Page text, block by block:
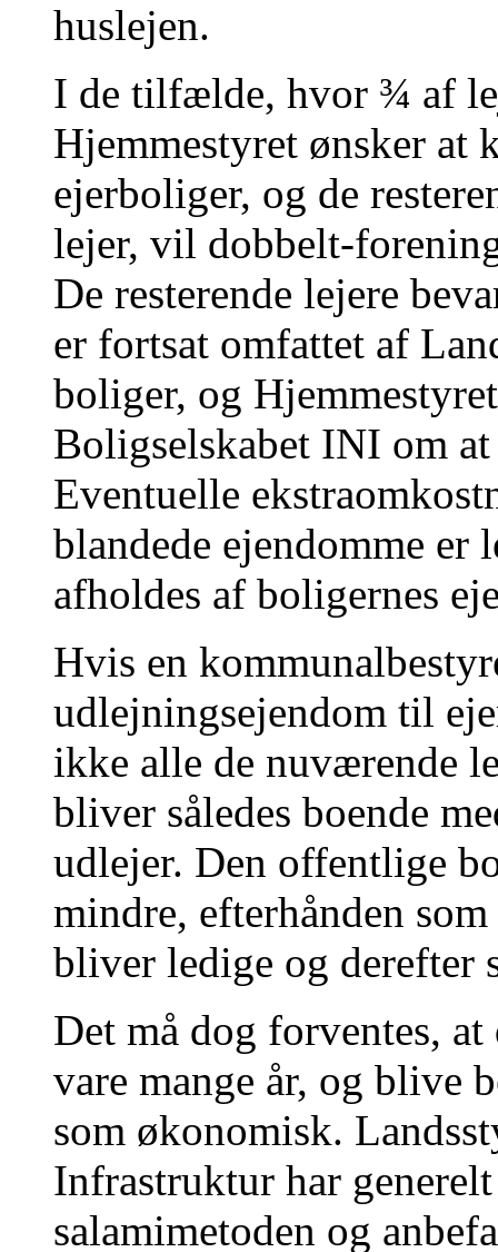
huslejen.
I de tilfælde, hvor ¾ af
Hjemmestyret ønsker at
ejerboliger, og de
lejer, vil dobbelt-
De resterende lejere
er fortsat omfattet af
boliger, og
Boligselskabet INI om
Eventuelle
blandede ejendomme er
afholdes af boligernes
Hvis en
udlejningsejendom til
ikke alle de nuværende
bliver således boende
udlejer. Den offentlige
mindre, efterhånden
bliver ledige og derefter
Det må dog forventes,
vare mange år, og blive
som økonomisk.
Infrastruktur har
salamimetoden og